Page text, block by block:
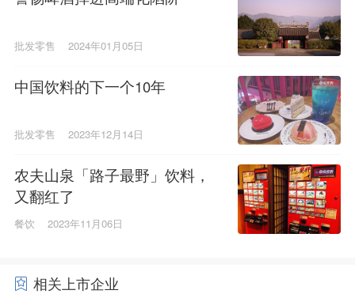
批发零售 2024年01月05日
中国饮料的下一个10年
批发零售 2023年12月14日
农夫山泉「路子最野」饮料，
又翻红了
餐饮 2023年11月06日
相关上市企业